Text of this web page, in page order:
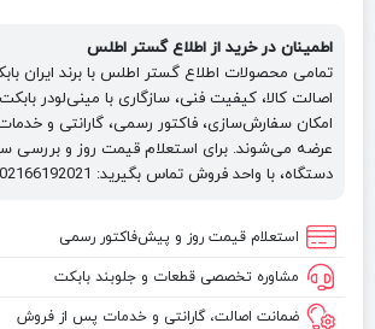
بابکت
S86
|
Door
Glass
Bobcat
پارت
اطمینان در خرید از اطلاع گستر اطلس
تمامی محصولات اطلاع گستر اطلس با برند ایران
اصالت کالا، کیفیت فنی، سازگاری با مینی‌لودر
امکان سفارش‌سازی، فاکتور رسمی، گارانتی و
عرضه می‌شوند. برای استعلام قیمت روز و بررسی
دستگاه، با واحد فروش تماس بگیرید: 02166192021 یا 09127373761
استعلام قیمت روز و پیش‌فاکتور رسمی
مشاوره تخصصی قطعات و جلوبند بابکت
ضمانت اصالت، گارانتی و خدمات پس از فروش